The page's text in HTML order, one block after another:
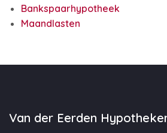
Bankspaarhypotheek
Maandlasten
Van der Eerden